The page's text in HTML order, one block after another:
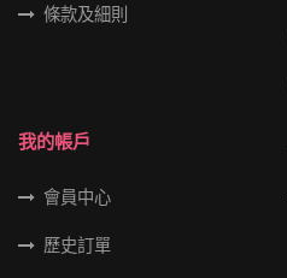
條款及細則
我的帳戶
會員中心
歷史訂單